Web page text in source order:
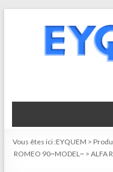
Vous êtes ici :EYQUEM >
ROMEO 90~MODEL~ >ALFA